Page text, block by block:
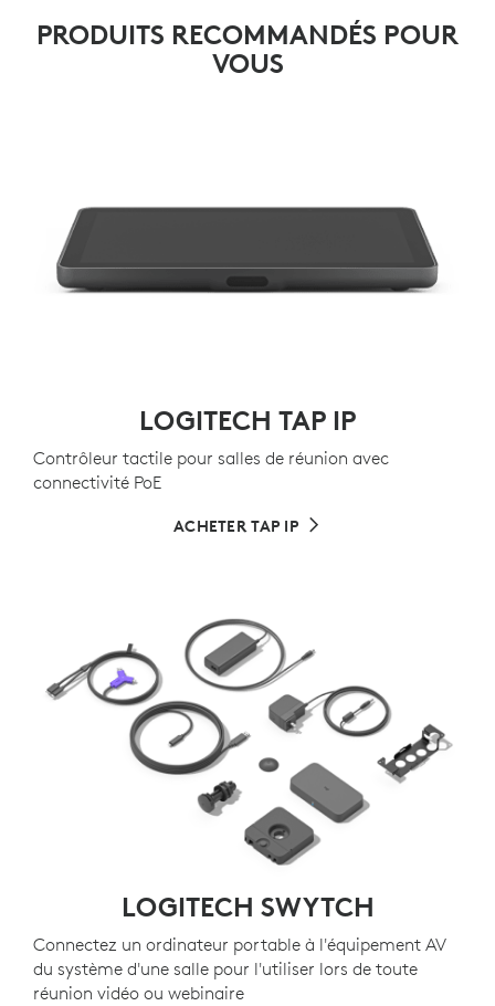
PRODUITS RECOMMANDÉS POUR
VOUS
LOGITECH TAP IP
Contrôleur tactile pour salles de réunion avec
connectivité PoE
ACHETER TAP IP
LOGITECH SWYTCH
Connectez un ordinateur portable à l'équipement AV
du système d'une salle pour l'utiliser lors de toute
réunion vidéo ou webinaire